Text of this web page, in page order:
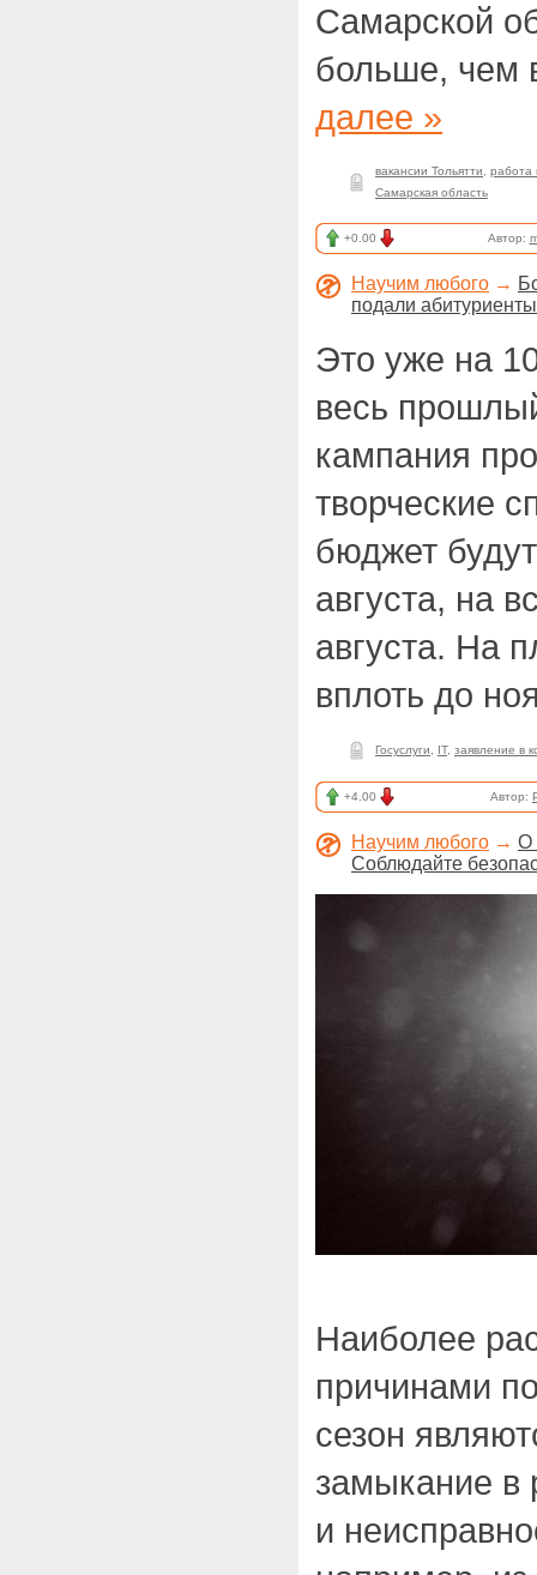
Самарской
больше, чем
далее »
вакансии Тольятти
работа
Самарская область
+0.00 Автор:
Научим любого →
подали
Это уже на
весь
кампания
творческие
бюджет
августа, на
августа. На
вплоть до
Госуслуги IT, заявление в
+4.00 Автор:
Научим любого → О
Соблюдайте
Наиболее
причинами
сезон
замыкание в
и